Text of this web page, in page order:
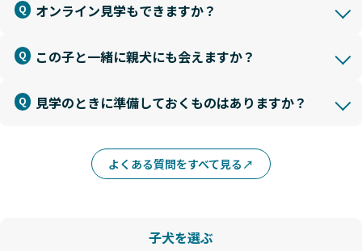
オンライン見学もできますか？
この子と一緒に親犬にも会えますか？
見学のときに準備しておくものはありますか？
よくある質問をすべて見る
子犬を選ぶ